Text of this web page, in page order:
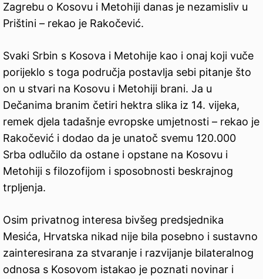
Zagrebu o Kosovu i Metohiji danas je nezamisliv u
Prištini – rekao je Rakočević.
Svaki Srbin s Kosova i Metohije kao i onaj koji vuče
porijeklo s toga područja postavlja sebi pitanje što
on u stvari na Kosovu i Metohiji brani. Ja u
Dečanima branim četiri hektra slika iz 14. vijeka,
remek djela tadašnje evropske umjetnosti – rekao je
Rakočević i dodao da je unatoč svemu 120.000
Srba odlučilo da ostane i opstane na Kosovu i
Metohiji s filozofijom i sposobnosti beskrajnog
trpljenja.
Osim privatnog interesa bivšeg predsjednika
Mesića, Hrvatska nikad nije bila posebno i sustavno
zainteresirana za stvaranje i razvijanje bilateralnog
odnosa s Kosovom istakao je poznati novinar i